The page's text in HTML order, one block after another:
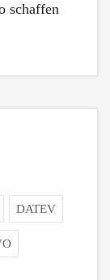
schaffen
DATEV